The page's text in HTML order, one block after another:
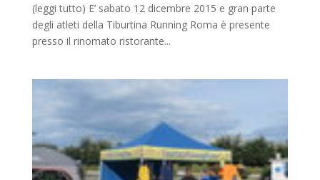
(leggi tutto) E’ sabato 12 dicembre 2015 e gran parte
degli atleti della Tiburtina Running Roma è presente
presso il rinomato ristorante...